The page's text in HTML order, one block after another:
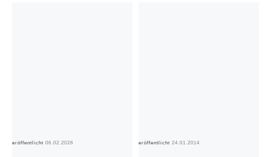
Veröffentlicht06.02.2026 Veröffentlicht24.01.2014